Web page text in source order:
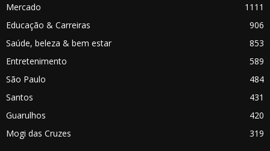
Mercado
1111
Educação & Carreiras
906
Saúde, beleza & bem estar
853
Entretenimento
589
São Paulo
484
Santos
431
Guarulhos
420
Mogi das Cruzes
319